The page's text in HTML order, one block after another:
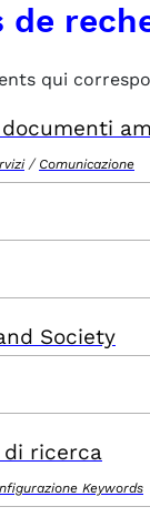
de
qui
/ Comunicazione
Society
di ricerca
Keywords